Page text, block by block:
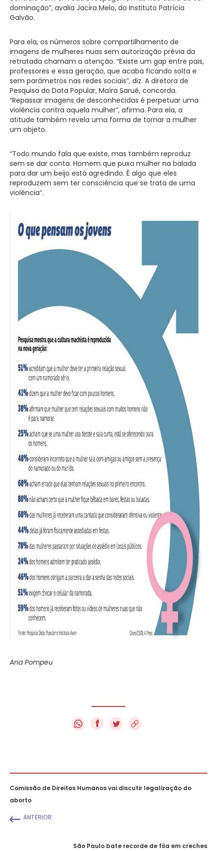
dominação”, avalia Jacira Melo, do Instituto Patrícia
Galvão.
Para ela, os números sobre compartilhamento de
imagens de mulheres nuas sem autorização prévia da
retratada chamam a atenção. “Existe um gap entre pais,
professores e essa geração, que acaba ficando solta e
sem parâmetros nas redes sociais”, diz. A diretora de
Pesquisa do Data Popular, Maíra Saruê, concorda.
“Repassar imagens de desconhecidas é perpetuar uma
violência contra aquela mulher”, afirma. Para ela, a
atitude também revela uma forma de tornar a mulher
um objeto.
“Todo mundo fala que existe, mas também reproduz
sem se dar conta. Homem que puxa mulher na balada
para dar um beijo está agredindo. É algo que eles
reproduzem sem ter consciência que se trata de uma
violência”.
Ana Pompeu
f
Comissão de Direitos Humanos vai discutir legalização do
aborto
ANTERIOR
São Paulo bate recorde de fila em creches